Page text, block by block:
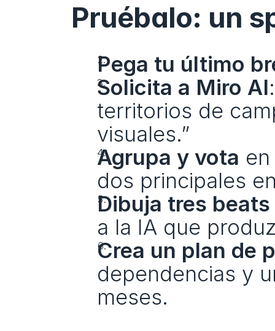
Pruébalo: un
Pega tu último
Solicita a Miro AI
territorios de
visuales.”
Agrupa y vota
dos principales
Dibuja tres beats
a la IA que
Crea un plan de
dependencias y
meses.